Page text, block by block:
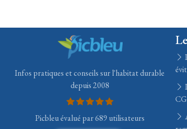
Infos pratiques et conseils sur l'habitat durable
depuis 2008
Picbleu évalué par 689 utilisateurs